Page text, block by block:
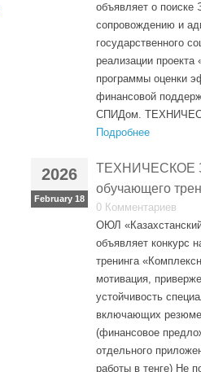
объявляет о поиске
сопровождению и
государственного
реализации
программы оценки
финансовой
СПИДом.
Подробнее
2026
February 18
ТЕХНИЧЕСКОЕ
обучающего
0 Комментариев
ОЮЛ
объявляет конкурс
тренинга
мотивация,
устойчивость
включающих
(финансовое
отдельного
работы в тенге) Не